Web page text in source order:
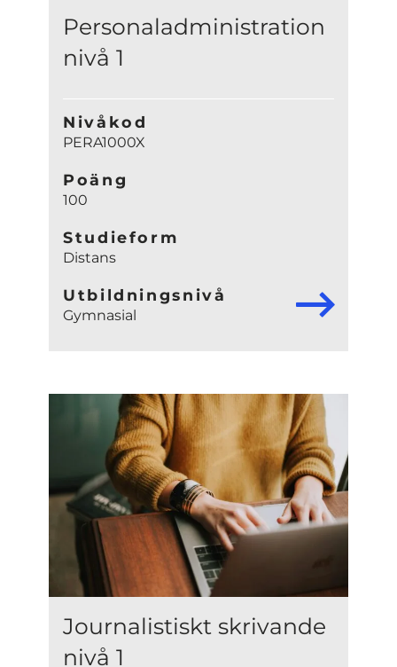
Personaladministration
nivå 1
Nivåkod
PERA1000X
Poäng
100
Studieform
Distans
Utbildningsnivå
Gymnasial
Journalistiskt skrivande
nivå 1